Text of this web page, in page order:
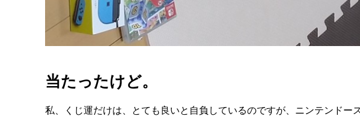
当たったけど。
私、くじ運だけは、とても良いと自負しているのですが、ニンテンドー